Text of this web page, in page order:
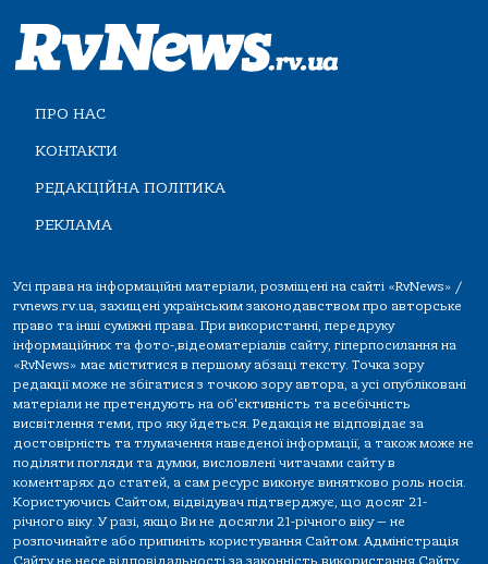
ПРО НАС
КОНТАКТИ
РЕДАКЦІЙНА ПОЛІТИКА
РЕКЛАМА
Усі права на інформаційні матеріали, розміщені на сайті «RvNews» /
rvnews.rv.ua, захищені українським законодавством про авторське
право та інші суміжні права. При використанні, передруку
інформаційних та фото-,відеоматеріалів сайту, гіперпосилання на
«RvNews» має міститися в першому абзаці тексту. Точка зору
редакції може не збігатися з точкою зору автора, а усі опубліковані
матеріали не претендують на об'єктивність та всебічність
висвітлення теми, про яку йдеться. Редакція не відповідає за
достовірність та тлумачення наведеної інформації, а також може не
поділяти погляди та думки, висловлені читачами сайту в
коментарях до статей, а сам ресурс виконує винятково роль носія.
Користуючись Сайтом, відвідувач підтверджує, що досяг 21-
річного віку. У разі, якщо Ви не досягли 21-річного віку — не
розпочинайте або припиніть користування Сайтом. Адміністрація
Сайту не несе відповідальності за законність використання Сайту